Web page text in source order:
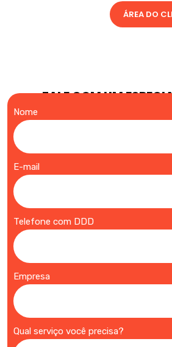
ÁREA DO
FALE COM UM
Nome
E-mail
Telefone com DDD
Empresa
Qual serviço você precisa?